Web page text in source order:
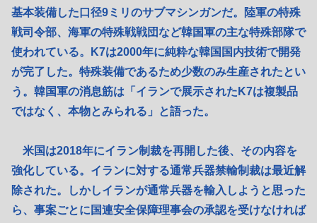
基本装備した口径9ミリのサブマシンガンだ。陸軍の特殊
戦司令部、海軍の特殊戦戦団など韓国軍の主な特殊部隊で
使われている。K7は2000年に純粋な韓国国内技術で開発
が完了した。特殊装備であるため少数のみ生産されたとい
う。韓国軍の消息筋は「イランで展示されたK7は複製品
ではなく、本物とみられる」と語った。
米国は2018年にイラン制裁を再開した後、その内容を
強化している。イランに対する通常兵器禁輸制裁は最近解
除された。しかしイランが通常兵器を輸入しようと思った
ら、事案ごとに国連安全保障理事会の承認を受けなければ